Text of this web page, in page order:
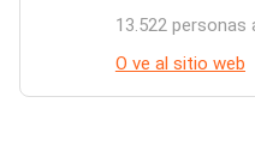
13.522 personas
O ve al sitio web